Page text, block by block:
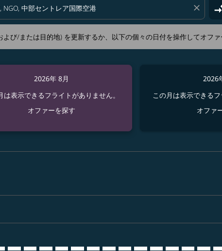
close
よび/または目的地) を更新するか、以下の個々の日付を操作してオファ
2026年 8月
は表示できるフライトがありません。
オファーを探す
2026
この月は表示できるフ
オファ